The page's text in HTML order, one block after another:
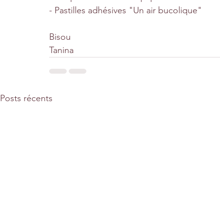
- Pastilles adhésives "Un air bucolique"
Bisou
Tanina
Posts récents